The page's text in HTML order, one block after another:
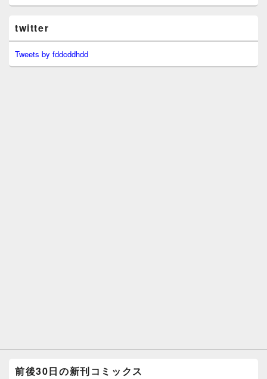
twitter
Tweets by fddcddhdd
前後30日の新刊コミックス